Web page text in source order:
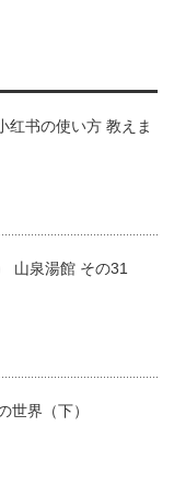
红书の使い方 教えま
山泉湯館 その31
世界（下）